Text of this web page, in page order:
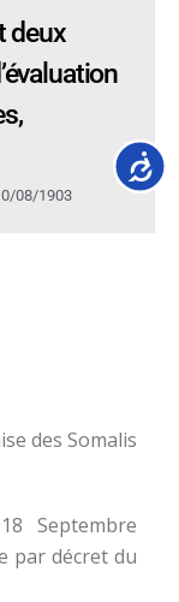
deux
08/1903
des Somalis
Septembre
par décret du